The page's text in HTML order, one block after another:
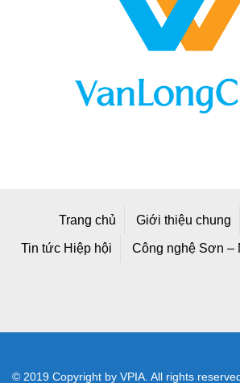
Trang chủ Giới thiệu chung
Tin tức Hiệp hội Công nghệ Sơn –
© 2019 Copyright by VPIA. All rights